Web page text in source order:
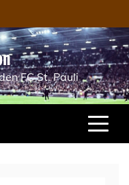
FC St. Pauli